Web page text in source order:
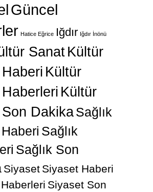
Güncel
Hatice Eğrice Iğdır Iğdır İnönü
SanatKültür
Kültür
Kültür
DakikaSağlık
Sağlık
Sağlık Son
Siyaset Siyaset Haberi
Siyaset Son